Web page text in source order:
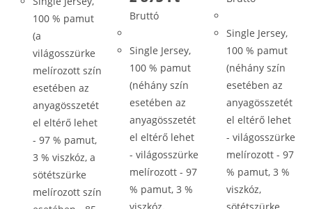
100 % pamut
(a
világosszürke
melírozott szín
esetében az
anyagösszetét
el eltérő lehet
- 97 % pamut,
3 % viszkóz, a
sötétszürke
melírozott szín
Bruttó
Single Jersey,
100 % pamut
(néhány szín
esetében az
anyagösszetét
el eltérő lehet
- világosszürke
melírozott - 97
% pamut, 3 %
Single Jersey,
100 % pamut
(néhány szín
esetében az
anyagösszetét
el eltérő lehet
- világosszürke
melírozott - 97
% pamut, 3 %
viszkóz,